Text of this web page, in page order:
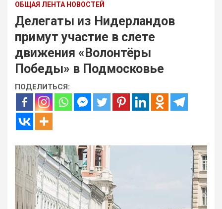
ОБЩАЯ ЛЕНТА НОВОСТЕЙ
Делегаты из Нидерландов
примут участие в слете
движения «Волонтёры
Победы» в Подмосковье
ПОДЕЛИТЬСЯ: